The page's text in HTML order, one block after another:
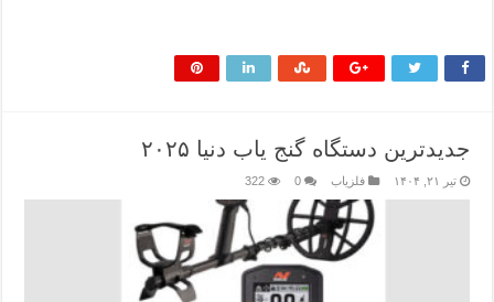
جدیدترین دستگاه گنج یاب دنیا ۲۰۲۵
تیر ۲۱, ۱۴۰۴ فلزیاب 0
322